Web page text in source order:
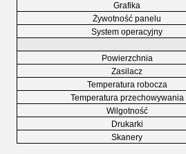
Grafika
Żywotność panelu
System operacyjny
Powierzchnia
Zasilacz
Temperatura robocza
Temperatura przechowywania
Wilgotność
Drukarki
Skanery